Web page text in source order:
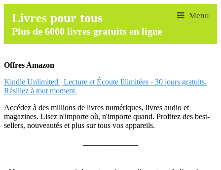
Livres pour tous
Plus de 6000 livres gratuits en ligne
Offres Amazon
Kindle Unlimited | Lecture et Écoute Illimitées - 30 jours gratuits.
Résiliez à tout moment.
Accédez à des millions de livres numériques, livres audio et
magazines. Lisez n'importe où, n'importe quand. Profitez des best-
sellers, nouveautés et plus sur tous vos appareils.